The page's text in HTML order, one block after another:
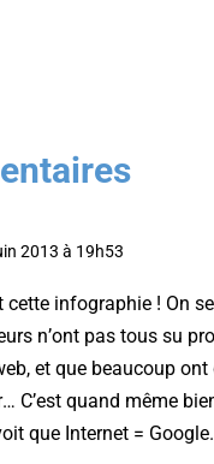
2013 à 19h53
cette infographie ! On
n’ont pas tous su
et que beaucoup
C’est quand même
que Internet =